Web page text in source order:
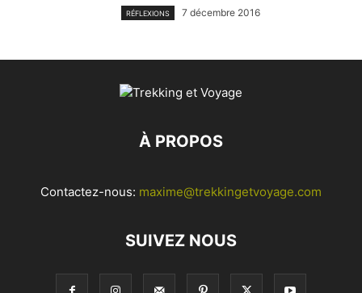
RÉFLEXIONS 7 décembre 2016
À PROPOS
Contactez-nous: maxime@trekkingetvoyage.com
SUIVEZ NOUS